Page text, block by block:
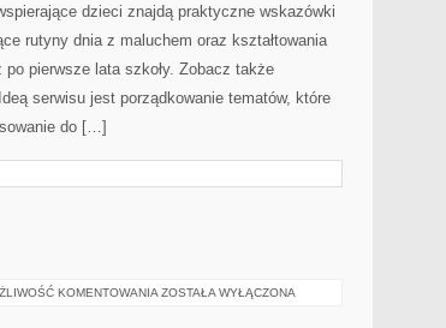
dzieci znajdą praktyczne wskazówki
rutyny dnia z maluchem oraz kształtowania
pierwsze lata szkoły. Zobacz także
serwisu jest porządkowanie tematów, które
do […]
KOMENTOWANIA ANTI-
ZOSTAŁA WYŁĄCZONA